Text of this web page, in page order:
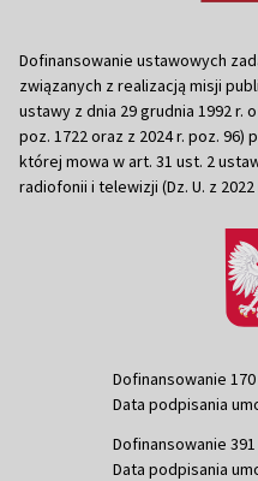
Dofinansowanie ustawowych
związanych z realizacją misji
ustawy z dnia 29 grudnia 1992 r.
poz. 1722 oraz z 2024 r. poz.
której mowa w art. 31 ust. 2
radiofonii i telewizji (Dz. U. z
Dofinansowanie 170
Data podpisania
Dofinansowanie 391
Data podpisania